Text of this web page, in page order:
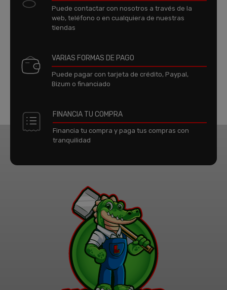
Puede contactar con nosotros a través de la
web, teléfono o en cualquiera de nuestras
tiendas
VARIAS FORMAS DE PAGO
Puede pagar con tarjeta de crédito, Paypal,
Bizum o financiado
FINANCIA TU COMPRA
Financia tu compra y paga tus compras con
tranquilidad